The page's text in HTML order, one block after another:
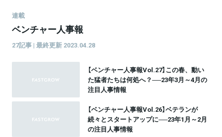
連載
ベンチャー人事報
27記事 | 最終更新 2023.04.28
【ベンチャー人事報Vol.27】この春、動い
た猛者たちは何処へ？──23年3月～4月の
注目人事情報
【ベンチャー人事報Vol.26】ベテランが
続々とスタートアップに──23年1月～2月
の注目人事情報